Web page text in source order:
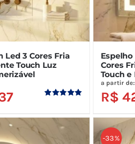
Led 3 Cores Fria
Touch Luz
Cores
Touch e
a partir de:
R$
-33%